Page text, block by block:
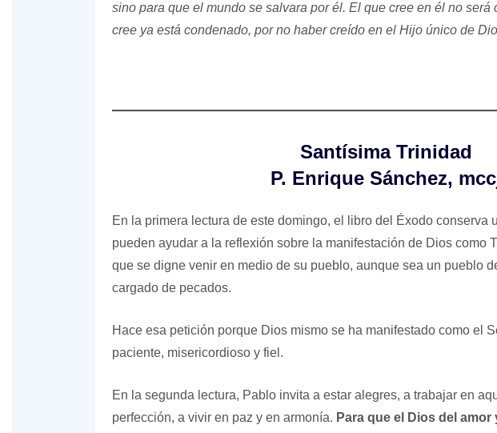
sino para que el mundo se salvara por él. El que cree en él no será
cree ya está condenado, por no haber creído en el Hijo único de
Santísima Trinidad
P. Enrique Sánchez,
En la primera lectura de este domingo, el libro del Éxodo conserva
pueden ayudar a la reflexión sobre la manifestación de Dios como
que se digne venir en medio de su pueblo, aunque sea un pueblo
cargado de pecados.
Hace esa petición porque Dios mismo se ha manifestado como el
paciente, misericordioso y fiel.
En la segunda lectura, Pablo invita a estar alegres, a trabajar en
perfección, a vivir en paz y en armonía. Para que el Dios del amor